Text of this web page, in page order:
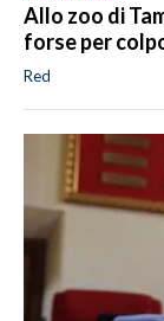
Allo zoo di
forse per
Red